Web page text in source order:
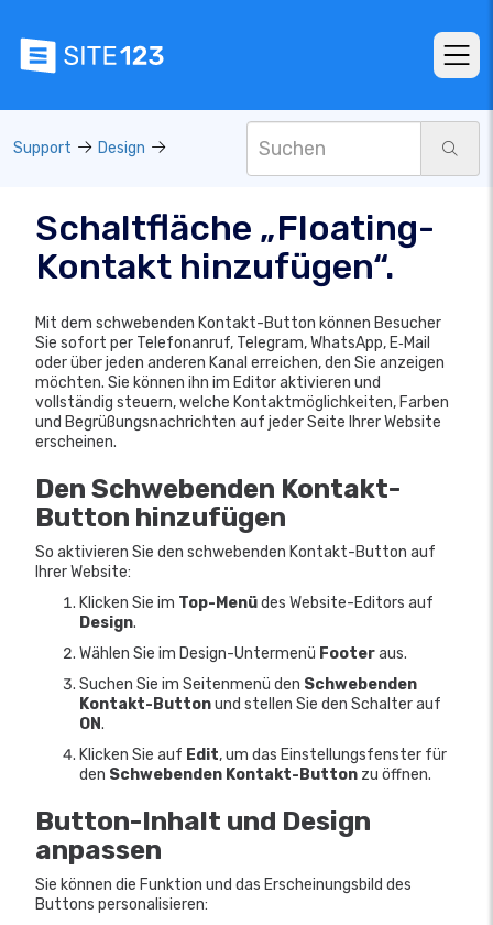
Support Design
Schaltfläche „Floating-
Kontakt hinzufügen“.
Mit dem schwebenden Kontakt-Button können Besucher
Sie sofort per Telefonanruf, Telegram, WhatsApp, E‑Mail
oder über jeden anderen Kanal erreichen, den Sie anzeigen
möchten. Sie können ihn im Editor aktivieren und
vollständig steuern, welche Kontaktmöglichkeiten, Farben
und Begrüßungsnachrichten auf jeder Seite Ihrer Website
erscheinen.
Den Schwebenden Kontakt-
Button hinzufügen
So aktivieren Sie den schwebenden Kontakt-Button auf
Ihrer Website:
Klicken Sie im Top-Menüdes Website-Editors auf
Design.
Wählen Sie im Design-Untermenü Footeraus.
Suchen Sie im Seitenmenü den Schwebenden
Kontakt-Buttonund stellen Sie den Schalter auf
ON.
Klicken Sie auf Edit, um das Einstellungsfenster für
den Schwebenden Kontakt-Button zu öffnen.
Button-Inhalt und Design
anpassen
Sie können die Funktion und das Erscheinungsbild des
Buttons personalisieren: